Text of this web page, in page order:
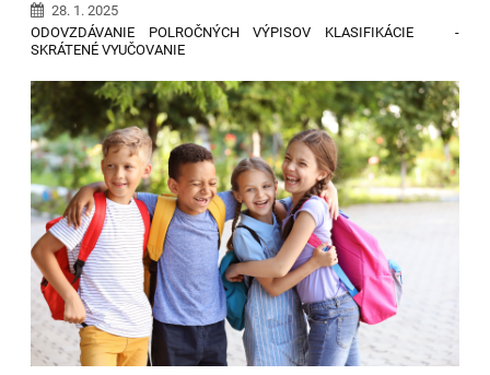
28. 1. 2025
ODOVZDÁVANIE POLROČNÝCH VÝPISOV KLASIFIKÁCIE -
SKRÁTENÉ VYUČOVANIE